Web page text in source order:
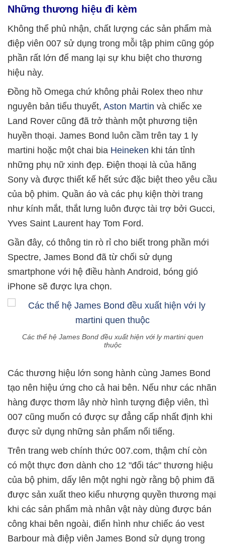
Những thương hiệu đi kèm
Không thể phủ nhận, chất lượng các sản phẩm mà
điệp viên 007 sử dụng trong mỗi tập phim cũng góp
phần rất lớn để mang lại sự khu biệt cho thương
hiệu này.
Đồng hồ Omega chứ không phải Rolex theo như
nguyên bản tiểu thuyết, Aston Martin và chiếc xe
Land Rover cũng đã trở thành một phương tiện
huyền thoại. James Bond luôn cầm trên tay 1 ly
martini hoặc một chai bia Heineken khi tán tỉnh
những phụ nữ xinh đẹp. Điện thoại là của hãng
Sony và được thiết kế hết sức đặc biệt theo yêu cầu
của bộ phim. Quần áo và các phụ kiện thời trang
như kính mắt, thắt lưng luôn được tài trợ bởi Gucci,
Yves Saint Laurent hay Tom Ford.
Gần đây, có thông tin rò rỉ cho biết trong phần mới
Spectre, James Bond đã từ chối sử dụng
smartphone với hệ điều hành Android, bóng gió
iPhone sẽ được lựa chọn.
Các thế hệ James Bond đều xuất hiện với ly martini quen
thuộc
Các thương hiệu lớn song hành cùng James Bond
tạo nên hiệu ứng cho cả hai bên. Nếu như các nhãn
hàng được thơm lây nhờ hình tượng điệp viên, thì
007 cũng muốn có được sự đẳng cấp nhất định khi
được sử dụng những sản phẩm nổi tiếng.
Trên trang web chính thức 007.com, thậm chí còn
có một thực đơn dành cho 12 "đối tác" thương hiệu
của bộ phim, dấy lên một nghi ngờ rằng bộ phim đã
được sản xuất theo kiểu nhượng quyền thương mại
khi các sản phẩm mà nhân vật này dùng được bán
công khai bên ngoài, điển hình như chiếc áo vest
Barbour mà điệp viên James Bond sử dụng trong